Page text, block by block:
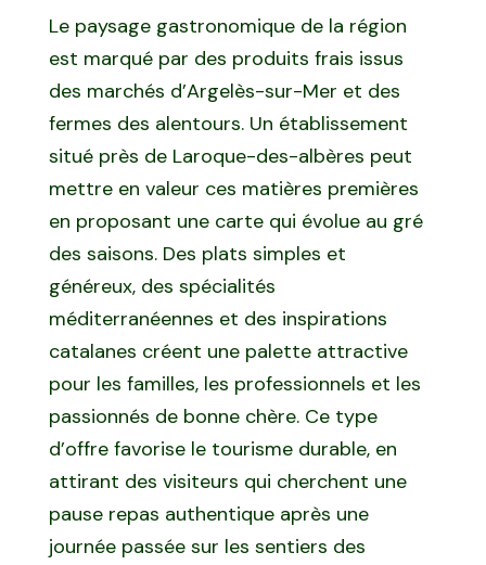
Le paysage gastronomique de la région
est marqué par des produits frais issus
des marchés d’Argelès-sur-Mer et des
fermes des alentours. Un établissement
situé près de Laroque-des-albères peut
mettre en valeur ces matières premières
en proposant une carte qui évolue au gré
des saisons. Des plats simples et
généreux, des spécialités
méditerranéennes et des inspirations
catalanes créent une palette attractive
pour les familles, les professionnels et les
passionnés de bonne chère. Ce type
d’offre favorise le tourisme durable, en
attirant des visiteurs qui cherchent une
pause repas authentique après une
journée passée sur les sentiers des